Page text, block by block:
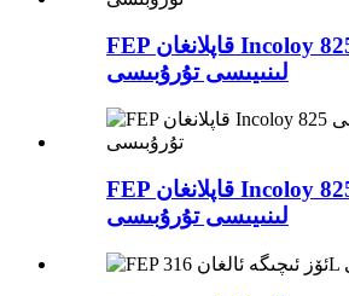
FEP قاپلانغان Incoloy 825 كونترول
لىنىيىسى تۇرۇبىسى
FEP قاپلانغان Incoloy 825 كونترول
لىنىيىسى تۇرۇبىسى